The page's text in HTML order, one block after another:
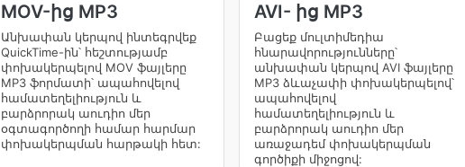
MOV-ից MP3
Անխափան կերպով ինտեգրվեք
QuickTime-ին՝ հեշտությամբ
փոխակերպելով MOV ֆայլերը
MP3 ֆորմատի՝ ապահովելով
համատեղելիություն և
բարձրորակ աուդիո մեր
օգտագործողի համար հարմար
փոխակերպման հարթակի հետ:
AVI- ից MP3
Բացեք մուլտիմեդիա
հնարավորությունները՝
անխափան կերպով AVI ֆայլերը
MP3 ձևաչափի փոխակերպելով՝
ապահովելով
համատեղելիություն և
բարձրորակ աուդիո մեր
առաջադեմ փոխակերպման
գործիքի միջոցով: